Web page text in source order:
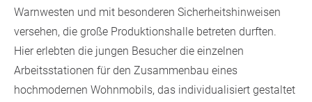
Warnwesten und mit besonderen Sicherheitshinweisen
versehen, die große Produktionshalle betreten durften.
Hier erlebten die jungen Besucher die einzelnen
Arbeitsstationen für den Zusammenbau eines
hochmodernen Wohnmobils, das individualisiert gestaltet